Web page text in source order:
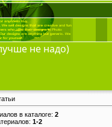
не надо)
в каталоге: 2
: 1-2